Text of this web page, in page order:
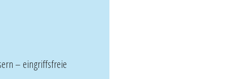
– eingriffsfreie